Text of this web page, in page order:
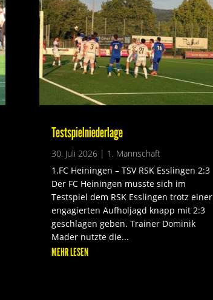
Testspielniederlage
30. Juli 2026 | 1. Mannschaft
1.FC Heiningen – TSV RSK Esslingen 2:3
Der FC Heiningen musste sich im
Testspiel dem RSK Esslingen trotz einer
engagierten Aufholjagd knapp mit 2:3
geschlagen geben. Trainer Dominik
Mader nutzte die...
MEHR LESEN